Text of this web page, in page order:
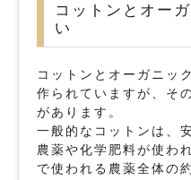
コットンとオー
い
コットンとオーガニッ
作られていますが、そ
があります。
一般的なコットンは、
農薬や化学肥料が使わ
で使われる農薬全体の